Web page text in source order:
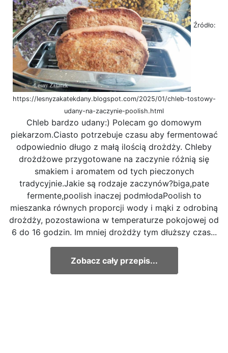
Źródło:
https://lesnyzakatekdany.blogspot.com/2025/01/chleb-tostowy-
udany-na-zaczynie-poolish.html
Chleb bardzo udany:) Polecam go domowym
piekarzom.Ciasto potrzebuje czasu aby fermentować
odpowiednio długo z małą ilością drożdży. Chleby
drożdżowe przygotowane na zaczynie różnią się
smakiem i aromatem od tych pieczonych
tradycyjnie.Jakie są rodzaje zaczynów?biga,pate
fermente,poolish inaczej podmłodaPoolish to
mieszanka równych proporcji wody i mąki z odrobiną
drożdży, pozostawiona w temperaturze pokojowej od
6 do 16 godzin. Im mniej drożdży tym dłuższy czas...
Zobacz cały przepis...